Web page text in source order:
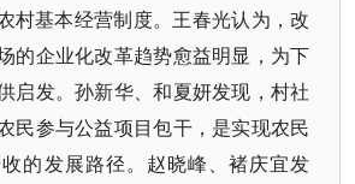
村基本经营制度。王春光认为，改
的企业化改革趋势愈益明显，为下
启发。孙新华、和夏妍发现，村社
民参与公益项目包干，是实现农民
的发展路径。赵晓峰、褚庆宜发